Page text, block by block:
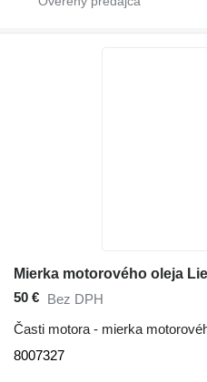
50 € Bez DPH
Časti motora - mierka
8007327